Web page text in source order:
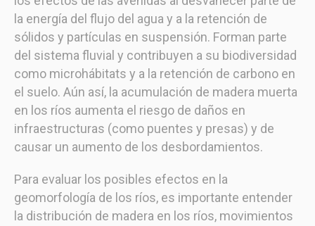
la energía del flujo del agua y a la retención de
sólidos y partículas en suspensión. Forman parte
del sistema fluvial y contribuyen a su biodiversidad
como microhábitats y a la retención de carbono en
el suelo. Aún así, la acumulación de madera muerta
en los ríos aumenta el riesgo de daños en
infraestructuras (como puentes y presas) y de
causar un aumento de los desbordamientos.
Para evaluar los posibles efectos en la
geomorfología de los ríos, es importante entender
la distribución de madera en los ríos, movimientos